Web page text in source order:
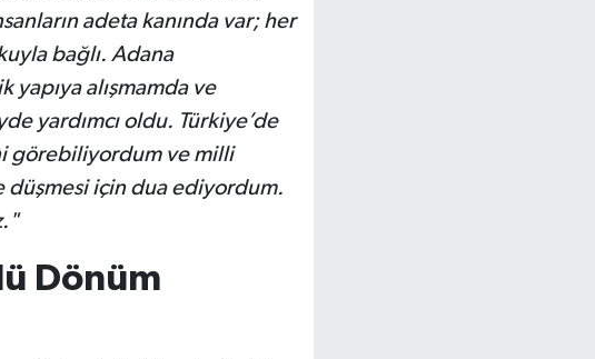
adeta kanında var; her
bağlı. Adana
alışmamda ve
yardımcı oldu. Türkiye’de
görebiliyordum ve milli
düşmesi için dua ediyordum.
Dönüm